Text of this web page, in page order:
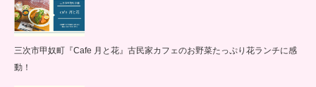
三次市甲奴町『Cafe 月と花』古民家カフェのお野菜たっぷり花ランチに感
動！